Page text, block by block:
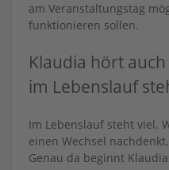
am Veranstaltungstag
funktionieren sollen.
Klaudia hört
im Lebenslauf
Im Lebenslauf steht viel.
einen Wechsel
Genau da beginnt